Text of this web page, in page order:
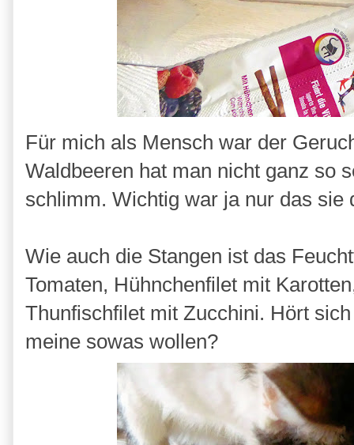
Für mich als Mensch war der
Waldbeeren hat man nicht ganz so
schlimm. Wichtig war ja nur das sie
Wie auch die Stangen ist das
Tomaten, Hühnchenfilet mit
Thunfischfilet mit Zucchini. Hört
meine sowas wollen?